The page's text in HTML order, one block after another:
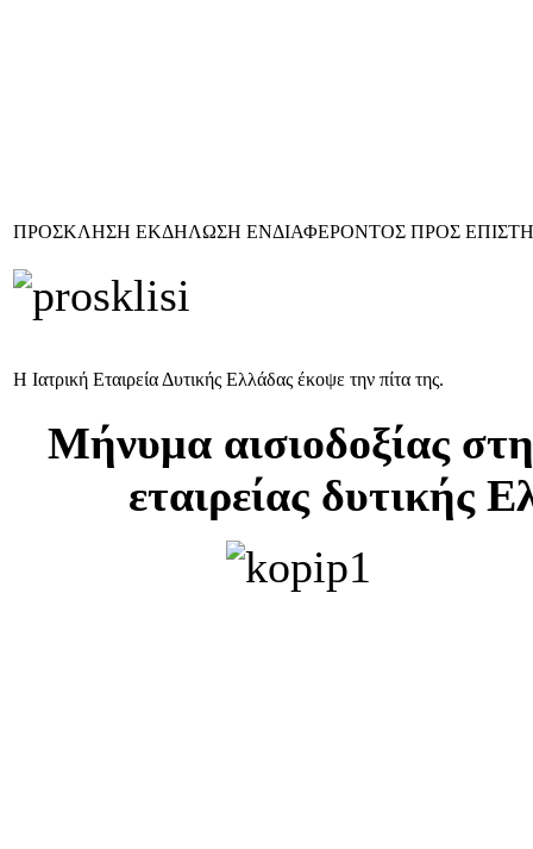
ΠΡΟΣΚΛΗΣΗ ΕΚΔΗΛΩΣΗ ΕΝΔΙΑΦΕΡΟΝΤΟΣ ΠΡΟΣ
Η Ιατρική Εταιρεία Δυτικής Ελλάδας έκοψε την πίτα της.
Μήνυμα αισιοδοξίας
εταιρείας δυτικής